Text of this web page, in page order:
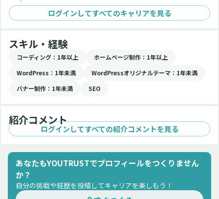
ログインしてすべてのキャリアを見る
スキル・経験
コーディング ：1年以上 ホームページ制作 ：1年以上
WordPress ：1年未満 WordPressオリジナルテーマ ：1年未満
バナー制作 ：1年未満 SEO
紹介コメント
ログインしてすべての紹介コメントを見る
あなたもYOUTRUSTでプロフィールをつくりません
か？
自分の挑戦や経歴を投稿してキャリアを楽しもう！